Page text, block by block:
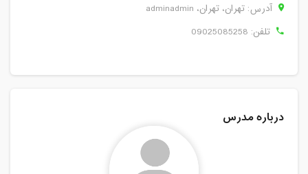
آدرس: تهران، تهران، adminadmin
تلفن: 09025085258
درباره مدرس